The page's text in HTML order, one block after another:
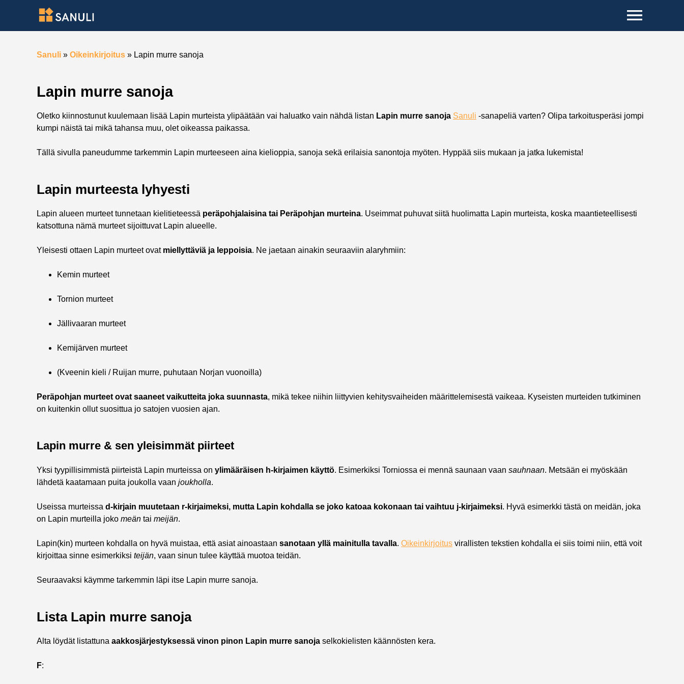
Sanuli » Oikeinkirjoitus » Lapin murre sanoja
Lapin murre sanoja
Oletko kiinnostunut kuulemaan lisää Lapin murteista ylipäätään vai haluatko vain nähdä listan Lapin murre sanoja Sanuli -sanapeliä varten? Olipa tarkoitusperäsi jompi
kumpi näistä tai mikä tahansa muu, olet oikeassa paikassa.
Tällä sivulla paneudumme tarkemmin Lapin murteeseen aina kielioppia, sanoja sekä erilaisia sanontoja myöten. Hyppää siis mukaan ja jatka lukemista!
Lapin murteesta lyhyesti
Lapin alueen murteet tunnetaan kielitieteessä peräpohjalaisina tai Peräpohjan murteina. Useimmat puhuvat siitä huolimatta Lapin murteista, koska maantieteellisesti
katsottuna nämä murteet sijoittuvat Lapin alueelle.
Yleisesti ottaen Lapin murteet ovat miellyttäviä ja leppoisia. Ne jaetaan ainakin seuraaviin alaryhmiin:
Kemin murteet
Tornion murteet
Jällivaaran murteet
Kemijärven murteet
(Kveenin kieli / Ruijan murre, puhutaan Norjan vuonoilla)
Peräpohjan murteet ovat saaneet vaikutteita joka suunnasta, mikä tekee niihin liittyvien kehitysvaiheiden määrittelemisestä vaikeaa. Kyseisten murteiden tutkiminen
on kuitenkin ollut suosittua jo satojen vuosien ajan.
Lapin murre & sen yleisimmät piirteet
Yksi tyypillisimmistä piirteistä Lapin murteissa on ylimääräisen h-kirjaimen käyttö. Esimerkiksi Torniossa ei mennä saunaan vaan sauhnaan. Metsään ei myöskään
lähdetä kaatamaan puita joukolla vaan joukholla.
Useissa murteissa d-kirjain muutetaan r-kirjaimeksi, mutta Lapin kohdalla se joko katoaa kokonaan tai vaihtuu j-kirjaimeksi. Hyvä esimerkki tästä on meidän, joka
on Lapin murteilla joko meän tai meijän.
Lapin(kin) murteen kohdalla on hyvä muistaa, että asiat ainoastaan sanotaan yllä mainitulla tavalla. Oikeinkirjoitus virallisten tekstien kohdalla ei siis toimi niin, että voit
kirjoittaa sinne esimerkiksi teijän, vaan sinun tulee käyttää muotoa teidän.
Seuraavaksi käymme tarkemmin läpi itse Lapin murre sanoja.
Lista Lapin murre sanoja
Alta löydät listattuna aakkosjärjestyksessä vinon pinon Lapin murre sanoja selkokielisten käännösten kera.
F: